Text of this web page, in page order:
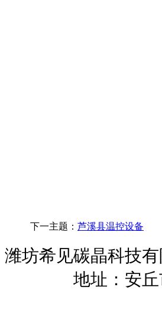
下一主题： 芦溪县温控设备
潍坊希见碳晶科
地址：安丘